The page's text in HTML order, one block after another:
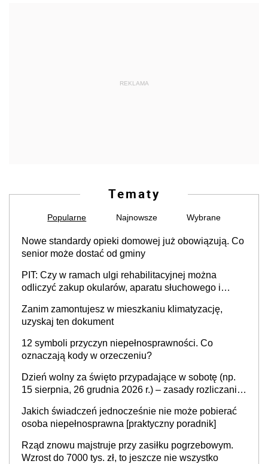
REKLAMA
Tematy
Popularne Najnowsze Wybrane
Nowe standardy opieki domowej już obowiązują. Co
senior może dostać od gminy
PIT: Czy w ramach ulgi rehabilitacyjnej można
odliczyć zakup okularów, aparatu słuchowego i
Zanim zamontujesz w mieszkaniu klimatyzację,
uzyskaj ten dokument
12 symboli przyczyn niepełnosprawności. Co
oznaczają kody w orzeczeniu?
Dzień wolny za święto przypadające w sobotę (np.
15 sierpnia, 26 grudnia 2026 r.) – zasady rozliczania
i administracja publiczna), najczęstsze pytania
Jakich świadczeń jednocześnie nie może pobierać
osoba niepełnosprawna [praktyczny poradnik]
Rząd znowu majstruje przy zasiłku pogrzebowym.
Wzrost do 7000 tys. zł, to jeszcze nie wszystko